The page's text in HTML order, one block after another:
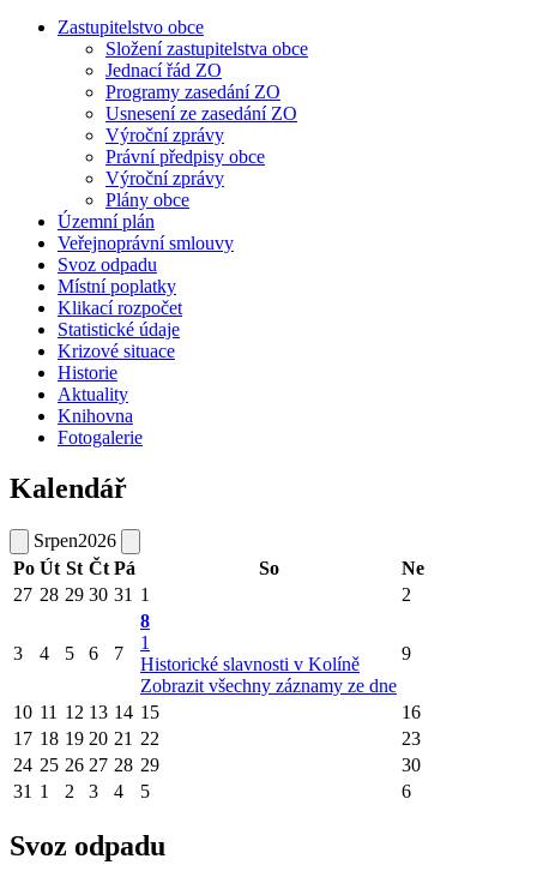
Zastupitelstvo obce
Složení zastupitelstva obce
Jednací řád ZO
Programy zasedání ZO
Usnesení ze zasedání ZO
Výroční zprávy
Právní předpisy obce
Výroční zprávy
Plány obce
Územní plán
Veřejnoprávní smlouvy
Svoz odpadu
Místní poplatky
Klikací rozpočet
Statistické údaje
Krizové situace
Historie
Aktuality
Knihovna
Fotogalerie
Kalendář
Srpen2026
Po Út St Čt Pá So
Ne
27 28 29 30 31 1 2
3 4 5 6 7
8
1
Historické slavnosti v Kolíně
Zobrazit všechny záznamy ze dne
9
10 11 12 13 14 15
16
17 18 19 20 21 22
23
24 25 26 27 28 29
30
31 1 2 3 4 5 6
Svoz odpadu